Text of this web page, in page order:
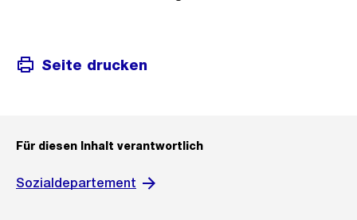
Seite drucken
Für diesen Inhalt verantwortlich
Sozialdepartement